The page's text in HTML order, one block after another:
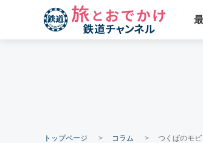
トップページ コラム つくばのモ